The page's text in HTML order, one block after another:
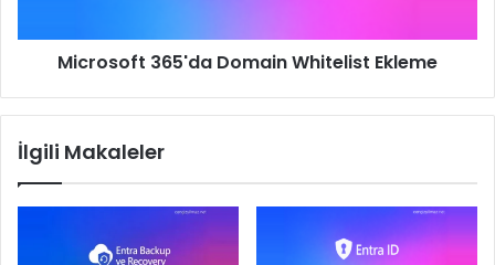
Microsoft 365'da Domain Whitelist Ekleme
İlgili Makaleler